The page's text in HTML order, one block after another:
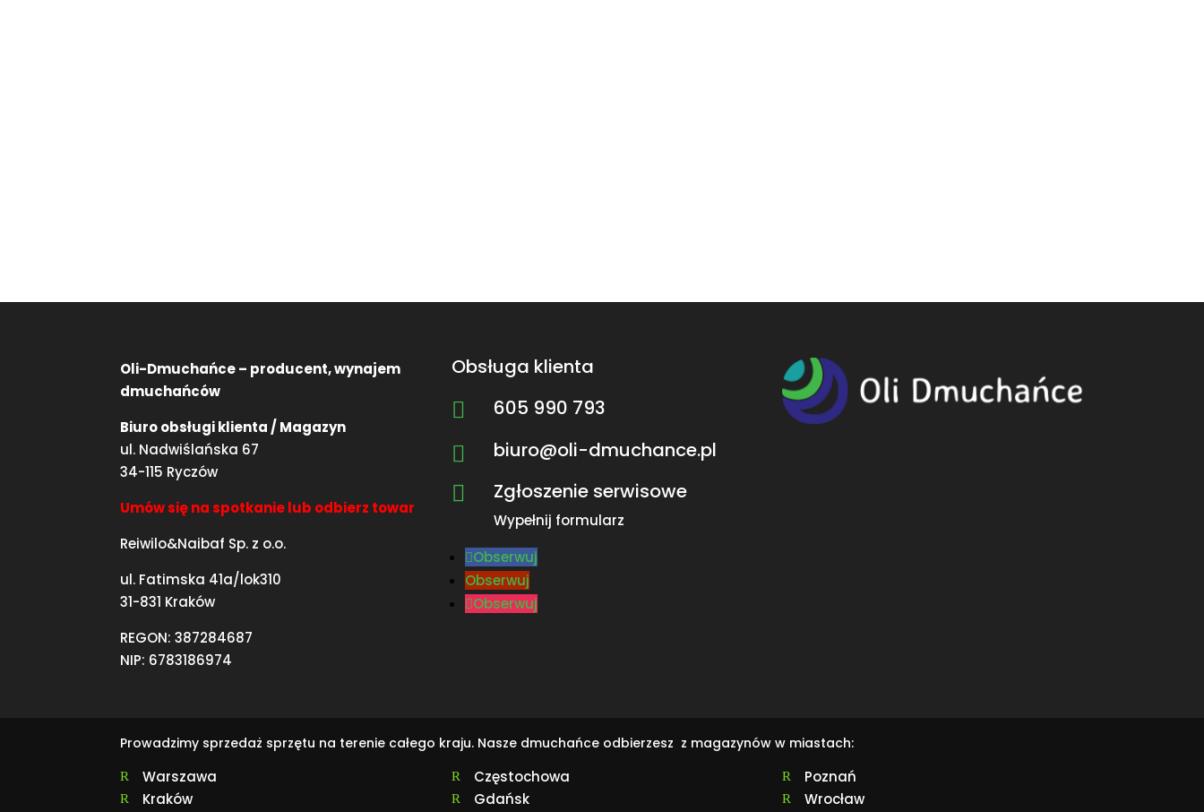
Oli-Dmuchańce – producent, wynajem
dmuchańców
Biuro obsługi klienta / Magazyn
ul. Nadwiślańska 67
34-115 Ryczów
Umów się na spotkanie lub odbierz towar
Reiwilo&Naibaf Sp. z o.o.
ul. Fatimska 41a/lok310
31-831 Kraków
REGON: 387284687
NIP: 6783186974
Obsługa klienta
 605 990 793
 biuro@oli-dmuchance.pl
 Zgłoszenie serwisowe
Wypełnij formularz
Obserwuj
Obserwuj
Obserwuj
Prowadzimy sprzedaż sprzętu na terenie całego kraju. Nasze dmuchańce odbierzesz z magazynów w miastach:
R Warszawa
R Kraków
R Częstochowa
R Gdańsk
R Poznań
R Wrocław